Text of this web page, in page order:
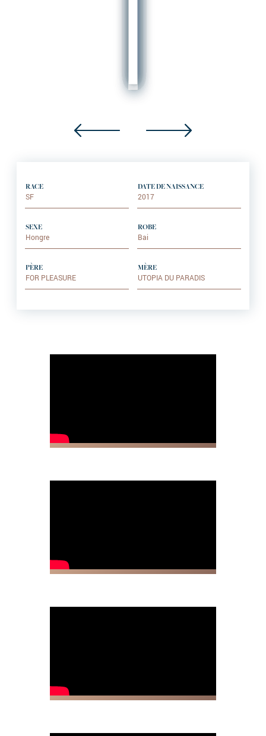
RACE
SF
DATE DE NAISSANCE
2017
SEXE
Hongre
ROBE
Bai
PÈRE
FOR PLEASURE
MÈRE
UTOPIA DU PARADIS